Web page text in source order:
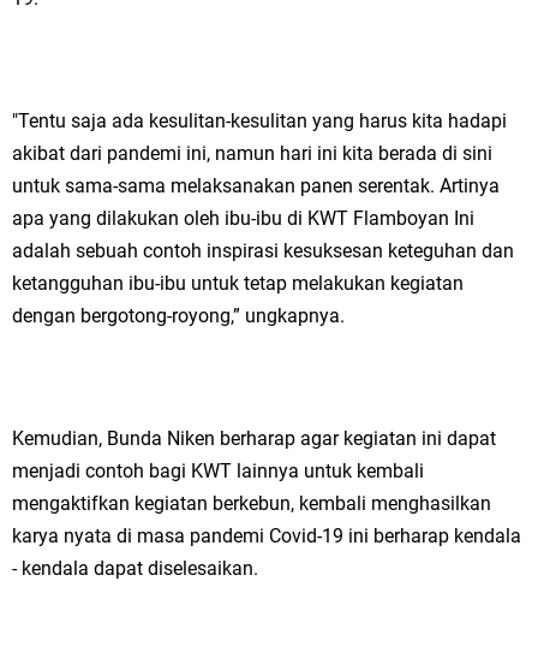
"Tentu saja ada kesulitan-kesulitan yang harus kita hadapi
akibat dari pandemi ini, namun hari ini kita berada di sini
untuk sama-sama melaksanakan panen serentak. Artinya
apa yang dilakukan oleh ibu-ibu di KWT Flamboyan Ini
adalah sebuah contoh inspirasi kesuksesan keteguhan dan
ketangguhan ibu-ibu untuk tetap melakukan kegiatan
dengan bergotong-royong,” ungkapnya.
Kemudian, Bunda Niken berharap agar kegiatan ini dapat
menjadi contoh bagi KWT lainnya untuk kembali
mengaktifkan kegiatan berkebun, kembali menghasilkan
karya nyata di masa pandemi Covid-19 ini berharap kendala
- kendala dapat diselesaikan.